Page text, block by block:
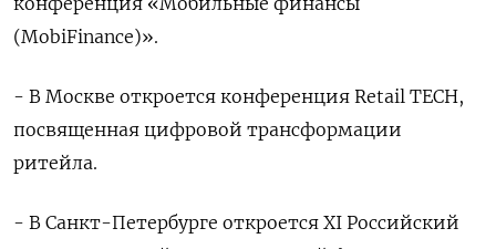
(MobiFinance)».
- В Москве откроется конференция Retail TECH,
посвященная цифровой трансформации
ритейла.
- В Санкт-Петербурге откроется XI Российский